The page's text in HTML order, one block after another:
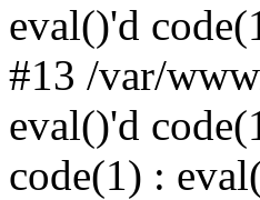
eval()'d
#13 /var/
eval()'d
code(1) :